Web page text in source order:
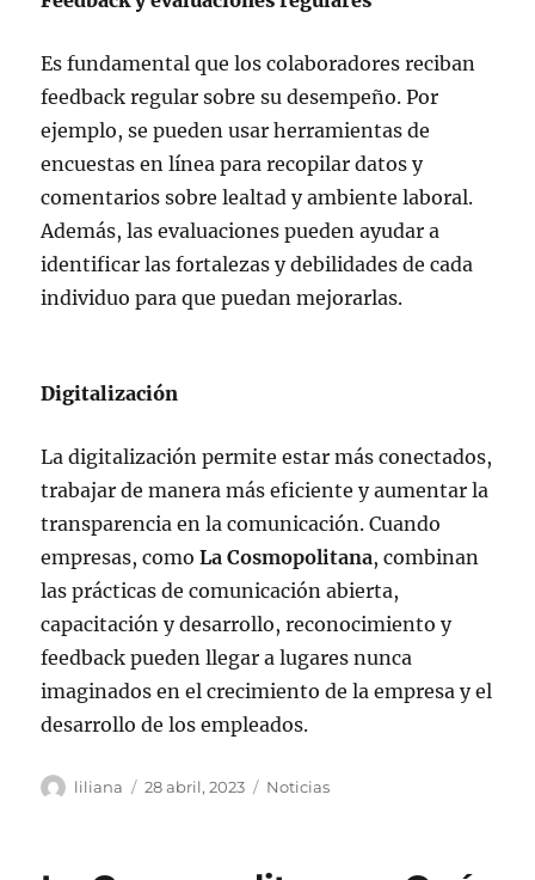
Es fundamental que los colaboradores reciban
feedback regular sobre su desempeño. Por
ejemplo, se pueden usar herramientas de
encuestas en línea para recopilar datos y
comentarios sobre lealtad y ambiente laboral.
Además, las evaluaciones pueden ayudar a
identificar las fortalezas y debilidades de cada
individuo para que puedan mejorarlas.
Digitalización
La digitalización permite estar más conectados,
trabajar de manera más eficiente y aumentar la
transparencia en la comunicación. Cuando
empresas, comoLa Cosmopolitana, combinan
las prácticas de comunicación abierta,
capacitación y desarrollo, reconocimiento y
feedback pueden llegar a lugares nunca
imaginados en el crecimiento de la empresa y el
desarrollo de los empleados.
Autor
liliana
Publicado
28 abril, 2023 Categorías
Noticias